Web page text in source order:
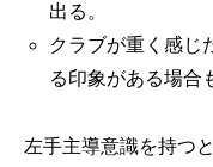
出る。
クラブが重く感じ
る印象がある場合
左手主導意識を持つ